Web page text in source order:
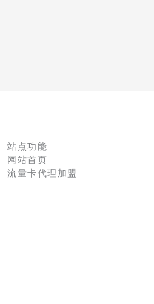
站点功能
网站首页
流量卡代理加盟